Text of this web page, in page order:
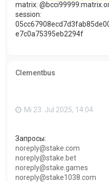
matrix:
session:
e7c0a75395eb2294f​
Clementbus
Mi 23. Jul 2025, 14:04
Запросы:
noreply@stake.com
noreply@stake.bet
noreply@stake.games
noreply@stake1038.com